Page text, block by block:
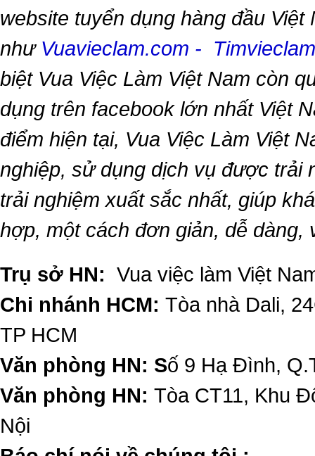
website tuyển dụng hàng đầu Việt
như Vuavieclam.com -
biệt Vua Việc Làm Việt Nam còn
dụng trên facebook lớn nhất Việt
điểm hiện tại, Vua Việc Làm Việt
nghiệp, sử dụng dịch vụ được trải
trải nghiệm xuất sắc nhất, giúp
hợp, một cách đơn giản, dễ dàng,
Trụ sở HN: Vua việc làm Việt
Chi nhánh HCM: Tòa nhà Dali,
TP HCM
Văn phòng HN: Số 9 Hạ Đình,
Văn phòng HN: Tòa CT11, Khu
Nội